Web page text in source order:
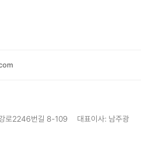
로2246번길 8-109
대표이사: 남주광